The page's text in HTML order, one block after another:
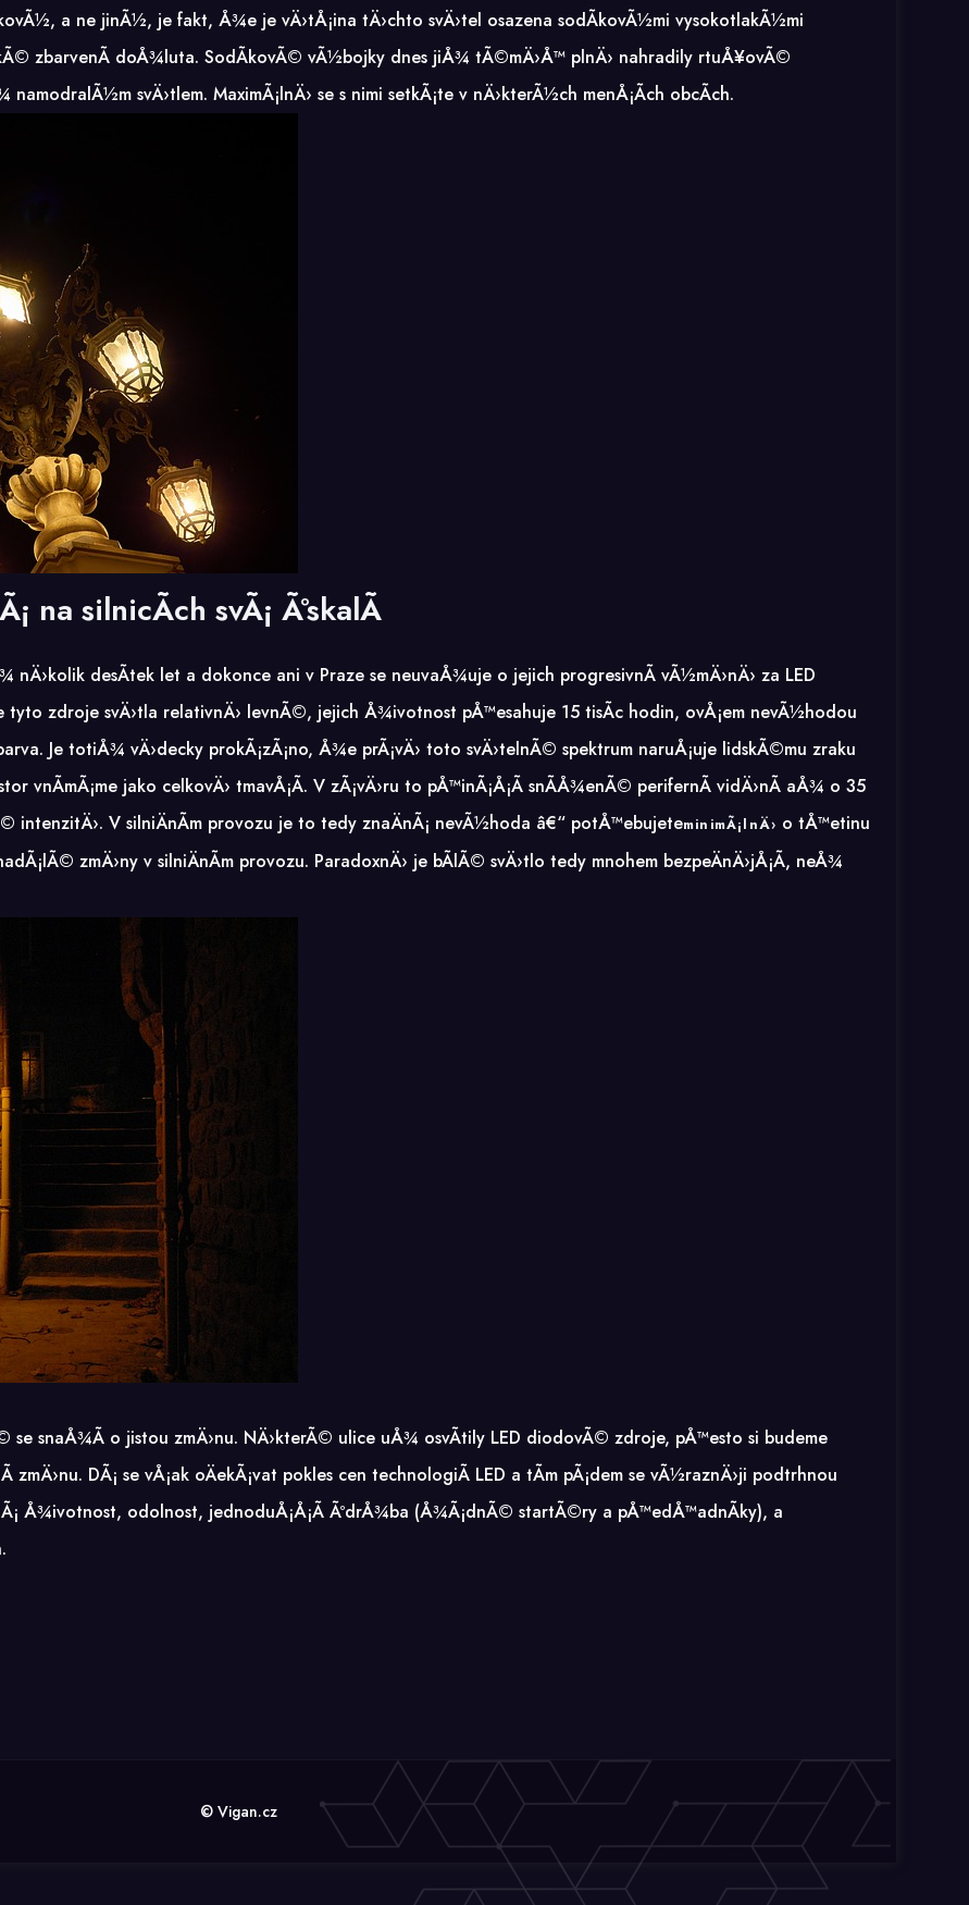
a ne jinÃ½, je fakt, Å¾e je vÄ›tÅ¡ina tÄ›chto svÄ›tel osazena sodÃ­kovÃ½mi vysokotlakÃ½mi
zbarvenÃ­ doÅ¾luta. SodÃ­kovÃ© vÃ½bojky dnes jiÅ¾ tÃ©mÄ›Å™ plnÄ› nahradily rtuÅ¥ovÃ©
svÄ›tlem. MaximÃ¡lnÄ› se s nimi setkÃ¡te v nÄ›kterÃ½ch menÅ¡Ã­ch obcÃ­ch.
na silnicÃ­ch svÃ¡ ÃºskalÃ­
desÃ­tek let a dokonce ani v Praze se neuvaÅ¾uje o jejich progresivnÃ­ vÃ½mÄ›nÄ› za LED
tyto zdroje svÄ›tla relativnÄ› levnÃ©, jejich Å¾ivotnost pÅ™esahuje 15 tisÃ­c hodin, ovÅ¡em nevÃ½hodou
Je totiÅ¾ vÄ›decky prokÃ¡zÃ¡no, Å¾e prÃ¡vÄ› toto svÄ›telnÃ© spektrum naruÅ¡uje lidskÃ©mu zraku
vnÃ­mÃ¡me jako celkovÄ› tmavÅ¡Ã­. V zÃ¡vÄ›ru to pÅ™inÃ¡Å¡Ã­ snÃ­Å¾enÃ© perifernÃ­ vidÄ›nÃ­ aÅ¾ o 35
intenzitÄ›. V silniÄnÃ­m provozu je to tedy znaÄnÃ¡ nevÃ½hoda â€“ potÅ™ebujeteminimÃ¡lnÄ› o tÅ™etinu
zmÄ›ny v silniÄnÃ­m provozu. ParadoxnÄ› je bÃ­lÃ© svÄ›tlo tedy mnohem bezpeÄnÄ›jÅ¡Ã­, neÅ¾
snaÅ¾Ã­ o jistou zmÄ›nu. NÄ›kterÃ© ulice uÅ¾ osvÃ­tily LED diodovÃ© zdroje, pÅ™esto si budeme
zmÄ›nu. DÃ¡ se vÅ¡ak oÄekÃ¡vat pokles cen technologiÃ­ LED a tÃ­m pÃ¡dem se vÃ½raznÄ›ji podtrhnou
Å¾ivotnost, odolnost, jednoduÅ¡Å¡Ã­ ÃºdrÅ¾ba (Å¾Ã¡dnÃ© startÃ©ry a pÅ™edÅ™adnÃ­ky), a
© Vigan.cz